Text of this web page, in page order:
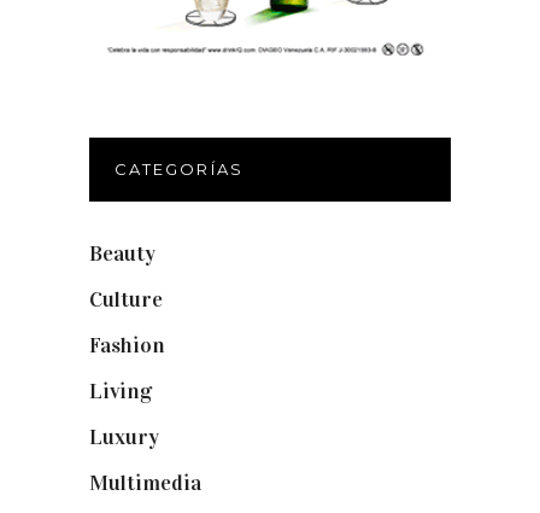
CATEGORÍAS
Beauty
Culture
Fashion
Living(337)
Luxury
Multimedia